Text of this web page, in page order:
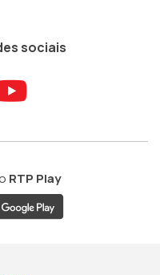
sociais
ao ao
Aceder
RTP Play